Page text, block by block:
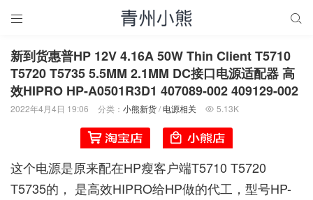
 
新到货惠普HP 12V 4.16A 50W Thin Client T5710
T5720 T5735 5.5MM 2.1MM DC接口电源适配器 高
效HIPRO HP-A0501R3D1 407089-002 409129-002
2022年4月4日 19:06 分类： 小熊新货/ 电源相关  5.13K
这个电源是原来配在HP瘦客户端T5710 T5720
T5735的， 是高效HIPRO给HP做的代工，型号HP-